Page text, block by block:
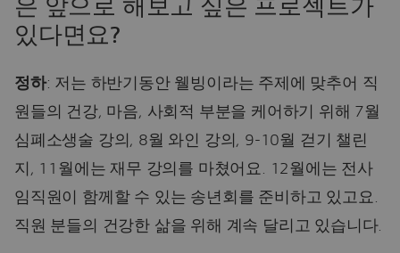
은 앞으로 해보고 싶은 프로젝트가
있다면요?
정하: 저는 하반기동안 웰빙이라는 주제에 맞추어 직
원들의 건강, 마음, 사회적 부분을 케어하기 위해 7월
심폐소생술 강의, 8월 와인 강의, 9-10월 걷기 챌린
지, 11월에는 재무 강의를 마쳤어요. 12월에는 전사
임직원이 함께할 수 있는 송년회를 준비하고 있고요.
직원 분들의 건강한 삶을 위해 계속 달리고 있습니다.